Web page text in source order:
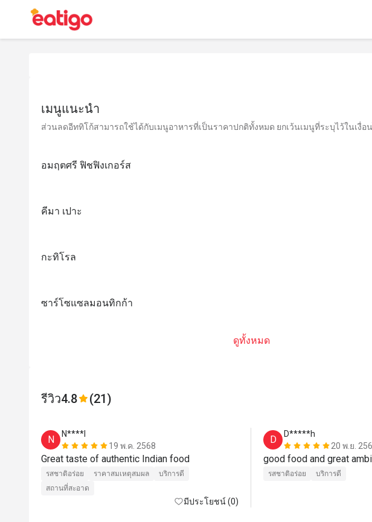
เมนูแนะนำ
ส่วนลดอีททิโก้สามารถใช้ได้กับเมนูอาหารที่เป็นราคาปกติทั้งหมด ยกเว้นเมนูที่ระบุไว้ในเงื่อ
อมฤตศรี ฟิชฟิงเกอร์ส
คีมา เปาะ
กะทิโรล
ซาร์โซแซลมอนทิกก้า
ดูทั้งหมด
รีวิว4.8 (21)
N
N****l
19 พ.ค. 2568
รสชาติอร่อย ราคาสมเหตุสมผล
บริการดี
สถานที่สะอาด
มีประโยชน์ (0)
D
D*****h
20 พ.ย.
รสชาติอร่อย บริการดี